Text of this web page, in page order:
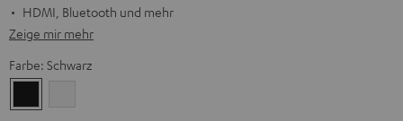
HDMI, Bluetooth und mehr
Zeige mir mehr
Farbe: Schwarz